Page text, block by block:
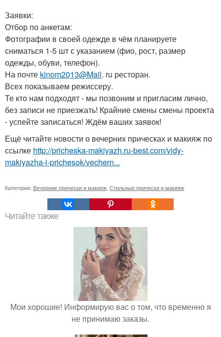
Заявки:
Отбор по анкетам:
Фотографии в своей одежде в чём планируете
сниматься 1-5 шт с указанием (фио, рост, размер
одежды, обуви, телефон).
На почте kinom2013@Mail. ru ресторан.
Всех показываем режиссеру.
Те кто нам подходят - мы позвоним и пригласим лично,
без записи не приезжать! Крайние смены смены проекта
- успейте записаться! Ждём ваших заявок!
Ещё читайте новости о вечерних прическах и макияж по
ссылке http://pricheska-makiyazh.ru-best.com/vidy-
makiyazha-i-prichesok/vechern...
Категории: Вечерние прически и макияж Стильные прически и макияж
Читайте также
Мои хорошие! Информирую вас о том, что временно я
не принимаю заказы.